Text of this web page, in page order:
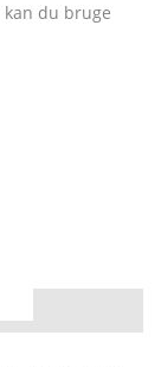
kan du bruge